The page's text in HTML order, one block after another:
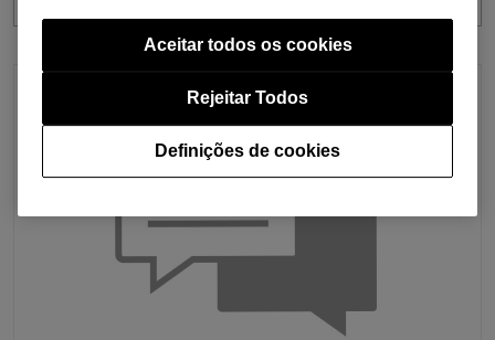
Definições de cookies
Rejeitar Todos
Aceitar todos os cookies